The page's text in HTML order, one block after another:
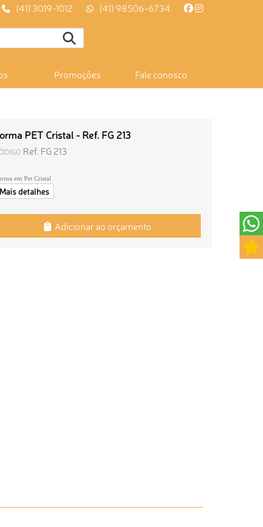
(41) 3019-1012 (41) 98506-6734
Promoções Fale conosco
PET Cristal - Ref. FG 213
Ref. FG 213
em Pet Cristal
Mais detalhes
Adicionar ao orçamento